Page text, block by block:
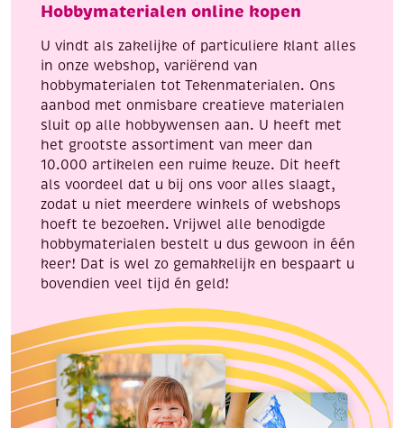
6
a
ml
aantal
Hobbymaterialen online kopen
U vindt als zakelijke of particuliere klant alles
in onze webshop, variërend van
hobbymaterialen tot Tekenmaterialen. Ons
aanbod met onmisbare creatieve materialen
sluit op alle hobbywensen aan. U heeft met
het grootste assortiment van meer dan
10.000 artikelen een ruime keuze. Dit heeft
als voordeel dat u bij ons voor alles slaagt,
zodat u niet meerdere winkels of webshops
hoeft te bezoeken. Vrijwel alle benodigde
hobbymaterialen bestelt u dus gewoon in één
keer! Dat is wel zo gemakkelijk en bespaart u
bovendien veel tijd én geld!